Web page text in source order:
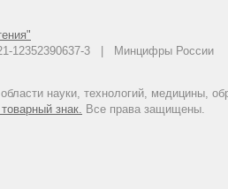
12352390637-3 | Минцифры России
науки, технологий, медицины,
знак. Все права защищены.